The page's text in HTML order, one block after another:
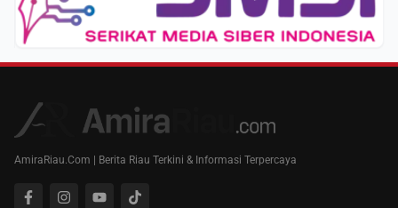
AmiraRiau.Com | Berita Riau Terkini & Informasi Terpercaya